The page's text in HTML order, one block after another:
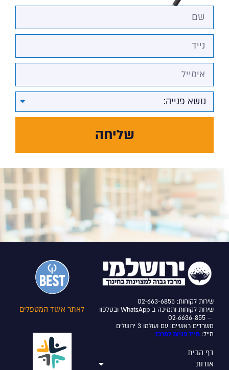
שליחה
שירות לקוחות: 02-663-6855
שירות לקוחות ותמיכה ב WhatsApp ובטלפון
– 02-6636-855
משרדים ראשיים: עם ועולמו 3 ירושלים
מייל: מייל פניות למרכז
דף הבית
אודות
לאתר איגוד המטפלים